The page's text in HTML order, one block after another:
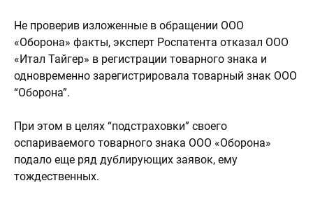
Не проверив изложенные в обращении ООО
«Оборона» факты, эксперт Роспатента отказал ООО
«Итал Тайгер» в регистрации товарного знака и
одновременно зарегистрировала товарный знак ООО
“Оборона”.
При этом в целях “подстраховки” своего
оспариваемого товарного знака ООО «Оборона»
подало еще ряд дублирующих заявок, ему
тождественных.